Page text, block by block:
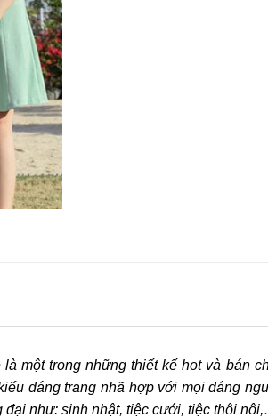
một trong những thiết kế hot và bán
dáng trang nhã hợp với mọi dáng
đại như: sinh nhật, tiệc cưới, tiệc thôi